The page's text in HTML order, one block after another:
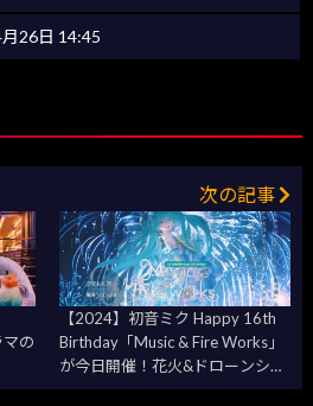
26日 14:45
の
次の記事
【2024】初⾳ミク Happy 16th
Birthday「Music & Fire Works」
が今日開催！花火&ドローンショ
ーの競演